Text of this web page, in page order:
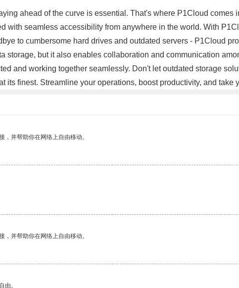
ahead of the curve is essential. That's where P1Cloud
with seamless accessibility from anywhere in the world. With
to cumbersome hard drives and outdated servers - P1Cloud
storage, but it also enables collaboration and communication
and working together seamlessly. Don't let outdated storage
its finest. Streamline your operations, boost productivity, and
并帮助你在网络上自由移动。
并帮助你在网络上自由移动。
由。